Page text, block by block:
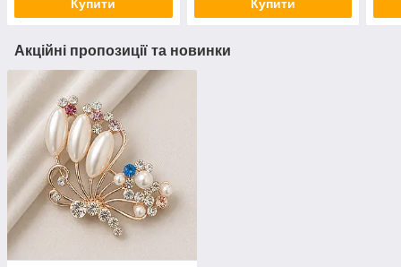
Купити Купити
Акційні пропозиції та новинки